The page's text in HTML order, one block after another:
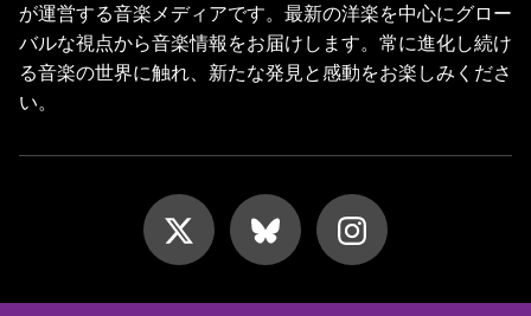
が運営する音楽メディアです。最新の洋楽を中心にグロー
バルな視点から音楽情報をお届けします。常に進化し続け
る音楽の世界に触れ、新たな発見と感動をお楽しみくださ
い。